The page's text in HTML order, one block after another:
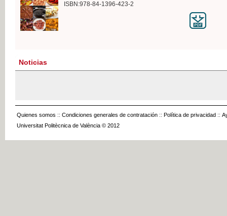
ISBN:978-84-1396-423-2
Noticias
Quienes somos :: Condiciones generales de contratación :: Política de privacidad ::
Universitat Politècnica de València © 2012